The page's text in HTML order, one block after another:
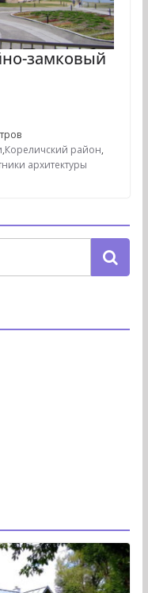
замковый
,Кореличский район,
архитектуры